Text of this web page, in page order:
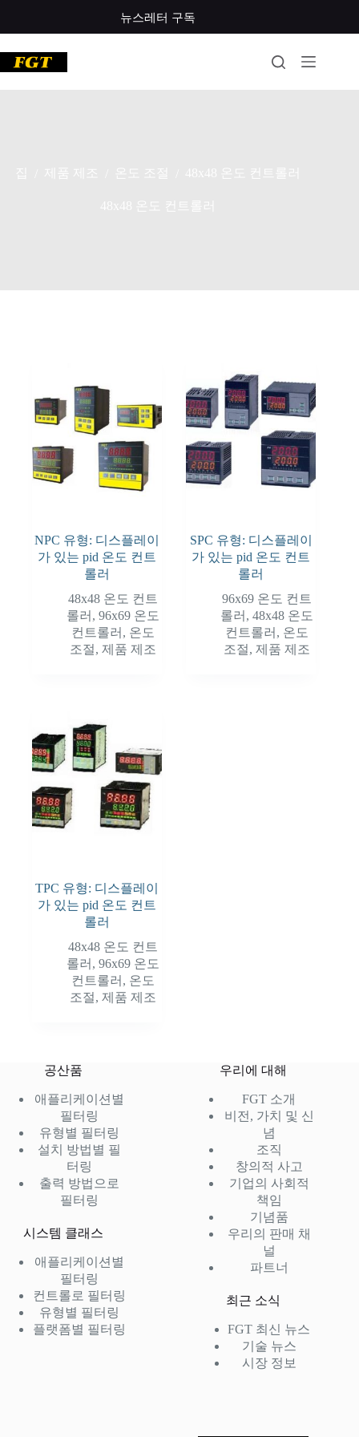
건
뉴스레터 구독
NPC 유형: 디스플레이
가 있는 pid 온도 컨트
롤러
48x48 온도 컨트
롤러 ,96x69 온도
컨트롤러 , 온도
조절,제품 제조
SPC 유형: 디스플레이
가 있는 pid 온도 컨트
롤러
96x69 온도 컨트
롤러 ,48x48 온도
컨트롤러 , 온도
조절,제품 제조
TPC 유형: 디스플레이
가 있는 pid 온도 컨트
롤러
48x48 온도 컨트
롤러 ,96x69 온도
컨트롤러 , 온도
조절,제품 제조
공산품
애플리케이션별
필터링
유형별 필터링
설치 방법별 필
터링
출력 방법으로
필터링
시스템 클래스
애플리케이션별
필터링
컨트롤로 필터링
유형별 필터링
플랫폼별 필터링
우리에 대해
FGT 소개
비전, 가치 및 신
념
조직
창의적 사고
기업의 사회적
책임
기념품
우리의 판매 채
널
파트너
최근 소식
FGT 최신 뉴스
기술 뉴스
시장 정보